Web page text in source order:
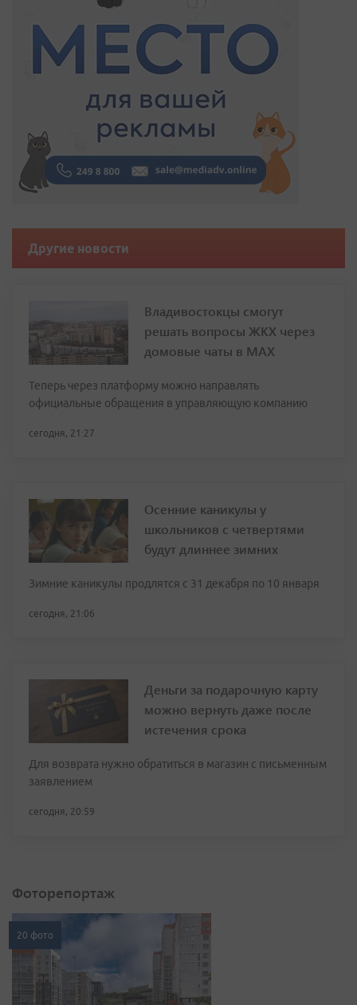
Другие новости
Владивостокцы смогут
решать вопросы ЖКХ через
домовые чаты в МАХ
Теперь через платформу можно направлять
официальные обращения в управляющую компанию
сегодня, 21:27
Осенние каникулы у
школьников с четвертями
будут длиннее зимних
Зимние каникулы продлятся с 31 декабря по 10 января
сегодня, 21:06
Деньги за подарочную карту
можно вернуть даже после
истечения срока
Для возврата нужно обратиться в магазин с письменным
заявлением
сегодня, 20:59
Фоторепортаж
20 фото